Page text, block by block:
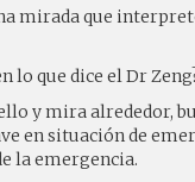
mirada que
lo que dice el Dr
y mira alrededor,
en situación de
la emergencia.